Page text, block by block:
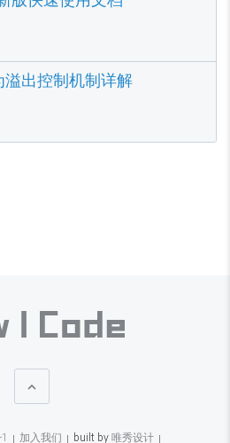
溢出控制机制详解

加入我们 built by唯秀设计